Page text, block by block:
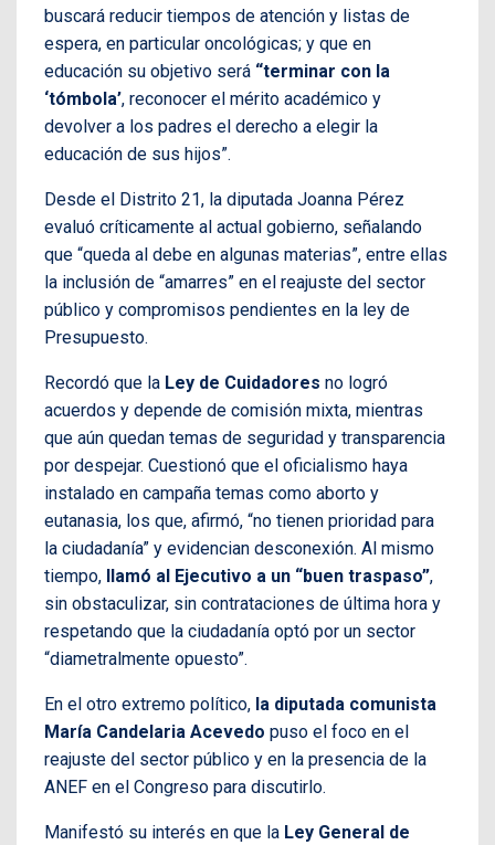
buscará reducir tiempos de atención y listas de
espera, en particular oncológicas; y que en
educación su objetivo será “terminar con la
‘tómbola’, reconocer el mérito académico y
devolver a los padres el derecho a elegir la
educación de sus hijos”.
Desde el Distrito 21, la diputada Joanna Pérez
evaluó críticamente al actual gobierno, señalando
que “queda al debe en algunas materias”, entre ellas
la inclusión de “amarres” en el reajuste del sector
público y compromisos pendientes en la ley de
Presupuesto.
Recordó que la Ley de Cuidadores no logró
acuerdos y depende de comisión mixta, mientras
que aún quedan temas de seguridad y transparencia
por despejar. Cuestionó que el oficialismo haya
instalado en campaña temas como aborto y
eutanasia, los que, afirmó, “no tienen prioridad para
la ciudadanía” y evidencian desconexión. Al mismo
tiempo, llamó al Ejecutivo a un “buen traspaso”,
sin obstaculizar, sin contrataciones de última hora y
respetando que la ciudadanía optó por un sector
“diametralmente opuesto”.
En el otro extremo político, la diputada comunista
María Candelaria Acevedo puso el foco en el
reajuste del sector público y en la presencia de la
ANEF en el Congreso para discutirlo.
Manifestó su interés en que la Ley General de